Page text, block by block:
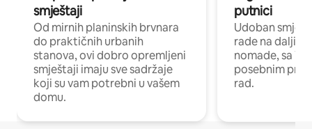
smještaji
Od mirnih planinskih brvnara
do praktičnih urbanih
stanova, ovi dobro opremljeni
smještaji imaju sve sadržaje
koji su vam potrebni u vašem
domu.
putnici
Udoban
rade na
nomade, sa
posebnim
rad.